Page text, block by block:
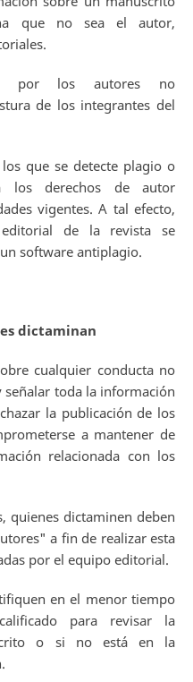
que no sea el autor,
por los autores no
de los integrantes del
que se detecte plagio o
los derechos de autor
vigentes. A tal efecto,
de la revista se
software antiplagio.
dictaminan
cualquier conducta no
toda la información
la publicación de los
a mantener de
relacionada con los
quienes dictaminen deben
a fin de realizar esta
por el equipo editorial.
en el menor tiempo
para revisar la
o si no está en la